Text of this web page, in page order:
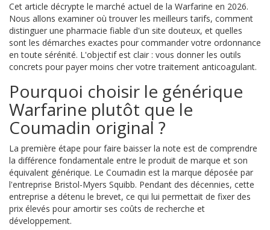
Cet article décrypte le marché actuel de la Warfarine en 2026.
Nous allons examiner où trouver les meilleurs tarifs, comment
distinguer une pharmacie fiable d'un site douteux, et quelles
sont les démarches exactes pour commander votre ordonnance
en toute sérénité. L'objectif est clair : vous donner les outils
concrets pour payer moins cher votre traitement anticoagulant.
Pourquoi choisir le générique
Warfarine plutôt que le
Coumadin original ?
La première étape pour faire baisser la note est de comprendre
la différence fondamentale entre le produit de marque et son
équivalent générique. Le Coumadin est la marque déposée par
l'entreprise Bristol-Myers Squibb. Pendant des décennies, cette
entreprise a détenu le brevet, ce qui lui permettait de fixer des
prix élevés pour amortir ses coûts de recherche et
développement.